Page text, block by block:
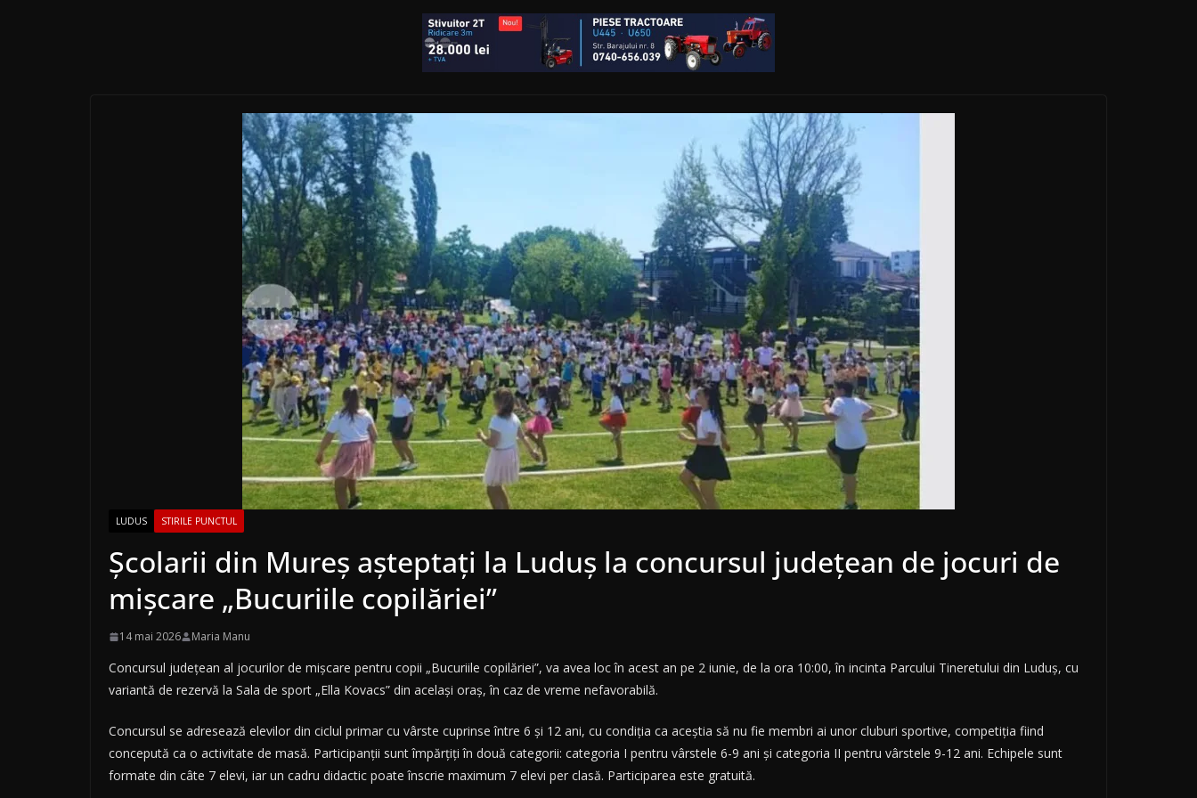
LUDUS STIRILE PUNCTUL
Școlarii din Mureș așteptați la Luduș la concursul județean de jocuri de
mișcare „Bucuriile copilăriei”
14 mai 2026 Maria Manu
Concursul județean al jocurilor de mișcare pentru copii „Bucuriile copilăriei”, va avea loc în acest an pe 2 iunie, de la ora 10:00, în incinta Parcului Tineretului din Luduș, cu
variantă de rezervă la Sala de sport „Ella Kovacs” din același oraș, în caz de vreme nefavorabilă.
Concursul se adresează elevilor din ciclul primar cu vârste cuprinse între 6 și 12 ani, cu condiția ca aceștia să nu fie membri ai unor cluburi sportive, competiția fiind
concepută ca o activitate de masă. Participanții sunt împărțiți în două categorii: categoria I pentru vârstele 6-9 ani și categoria II pentru vârstele 9-12 ani. Echipele sunt
formate din câte 7 elevi, iar un cadru didactic poate înscrie maximum 7 elevi per clasă. Participarea este gratuită.